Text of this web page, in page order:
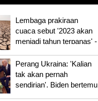
Lembaga prakiraan
cuaca sebut '2023 akan
menjadi tahun terpanas' -
dan merebaknya
penyakit, kata ahli
Perang Ukraina: 'Kalian
tak akan pernah
sendirian', Biden bertemu